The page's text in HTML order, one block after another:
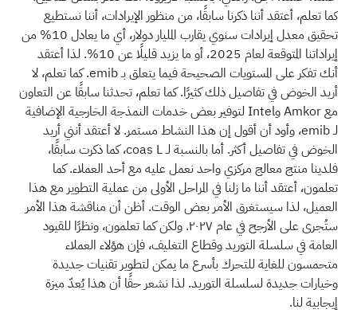
كما تعلم، أعتقد أننا ذكرنا سابقًا، من منظور الإيرادات، أننا نستطيع
تحقيق معدل إيرادات سنوي يقارب المليار دولار، أي ما يعادل 10% من
إيراداتنا المتوقعة لعام 2025، أو ما يزيد قليلًا عن 10%. لذا أعتقد
أنك تفكر على المستويات الصحيحة فيما يتعلق بـ emib. كما تعلم، لا
أريد الخوض في تفاصيل ذلك كثيرًا. كما تعلم، تحدثنا سابقًا عن التعاون
مع Amkor وIntel لتوفير بعض خدمات النمذجة الخارجية الإضافية
لـ emib، وأود أن أقول إن هذا النشاط مستمر. لا أعتقد أنني أريد
الخوض في تفاصيل أكثر. أما بالنسبة لـ coas L، كما ذكرت سابقًا،
فلدينا منتج معالج مركزي واحد نعمل عليه مع أحد العملاء. كما
تعلمون، أعتقد أننا ما زلنا في المراحل الأولى من عملية التطوير مع هذا
العميل، لذا سيستغرق الأمر بعض الوقت. أظن أن مناقشة هذا الأمر
ستُجرى على الأرجح في عام ٢٠٢٧. ولكن كما تعلمون، ونظرًا للقيود
العامة في سلسلة التوريد وقطاع التغليف، فإن هؤلاء العملاء
متحمسون للغاية للتحرك بأسرع ما يمكن لتطوير تقنيات جديدة
وخيارات جديدة لسلسلة التوريد. لذا نشعر حقًا أن هذا يُعدّ ميزة
إيجابية لنا.